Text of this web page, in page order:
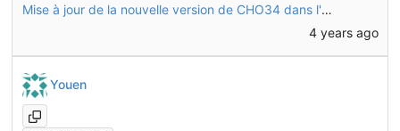
Mise à jour de la nouvelle version de CHO34 dans l'assemblage
4 years ago
Youen